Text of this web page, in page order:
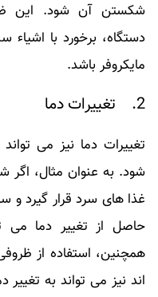
شکستن آن شود. این
دستگاه، برخورد با
مایکروفر باشد.
2. تغییرات دما
تغییرات دما نیز می
شود. به عنوان مثال، اگر
غذا های سرد قرار گیرد
حاصل از تغییر دما
همچنین، استفاده از
اند نیز می ‌تواند به